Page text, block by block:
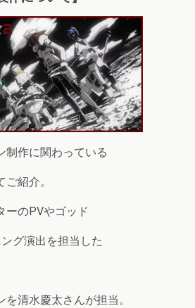
制作に関わっている
紹介。
ーのPVやゴッド
グ演出を担当した
清水慶太さんが担当。